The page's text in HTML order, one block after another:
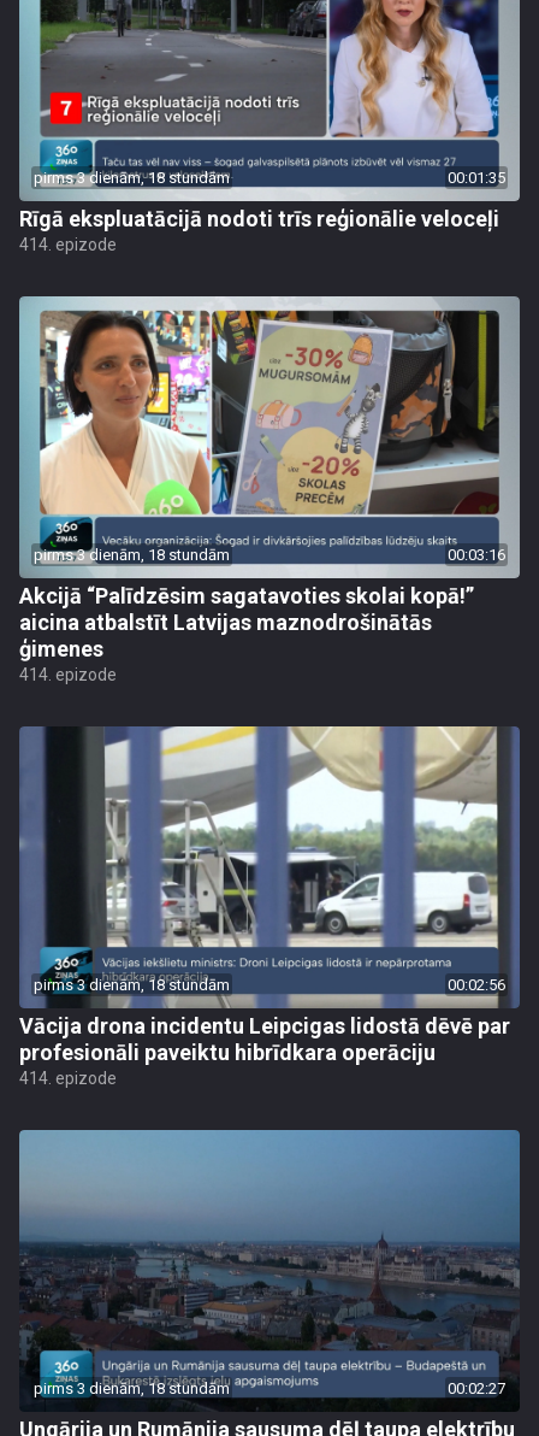
pirms 3 dienām, 18 stundām 00:01:35
Rīgā ekspluatācijā nodoti trīs reģionālie veloceļi
414. epizode
pirms 3 dienām, 18 stundām 00:03:16
Akcijā “Palīdzēsim sagatavoties skolai kopā!”
aicina atbalstīt Latvijas maznodrošinātās
ģimenes
414. epizode
pirms 3 dienām, 18 stundām 00:02:56
Vācija drona incidentu Leipcigas lidostā dēvē par
profesionāli paveiktu hibrīdkara operāciju
414. epizode
pirms 3 dienām, 18 stundām 00:02:27
Ungārija un Rumānija sausuma dēļ taupa elektrību